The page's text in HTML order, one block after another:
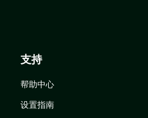
支持
帮助中心
设置指南